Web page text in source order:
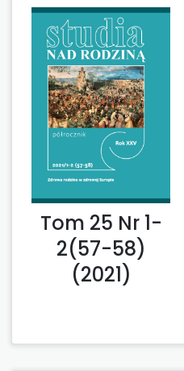
Tom 25 Nr 1-
2(57-58)
(2021)